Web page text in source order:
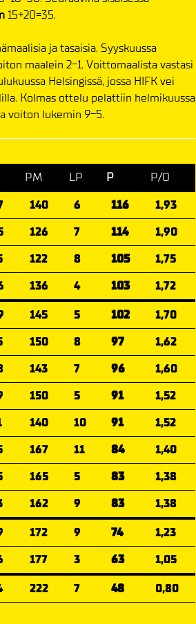
15+20=35.
ja tasaisia. Syyskuussa
maalein 2-1. Voittomaalista vastasi
Helsingissä, jossa HIFK vei
Kolmas ottelu pelattiin helmikuussa
voiton lukemin 9-5.
PM LP P
P/O
140 6 116
1,93
126 7 114
1,90
122 8 105
1,75
136 4 103
1,72
145 5 102
1,70
150 8 97
1,62
143 7 96
1,60
150 5 91
1,52
140 10 91
1,52
167 11 84
1,40
165 5 83
1,38
162 9 83
1,38
172 9 74
1,23
177 3 63
1,05
222 7 48 0,80